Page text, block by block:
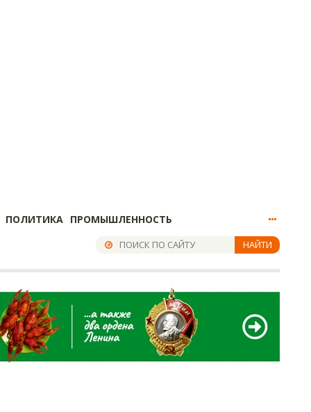
ПОЛИТИКА ПРОМЫШЛЕННОСТЬ
НАЙТИ